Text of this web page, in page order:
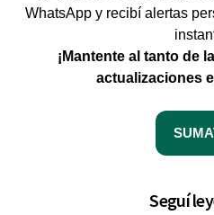
WhatsApp y recibí alertas
¡Mantente al tanto de
actualizaciones
Seguí